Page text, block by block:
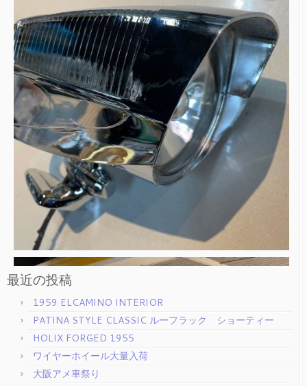
最近の投稿
1959 ELCAMINO INTERIOR
PATINA STYLE CLASSIC ルーフラック ショーティー
HOLIX FORGED 1955
ワイヤーホイール大量入荷
大阪アメ車祭り